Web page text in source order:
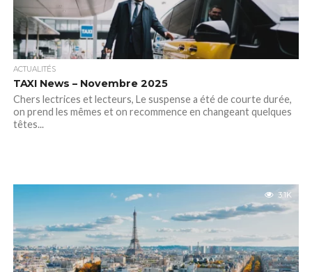
ACTUALITÉS
TAXI News – Novembre 2025
Chers lectrices et lecteurs, Le suspense a été de courte durée,
on prend les mêmes et on recommence en changeant quelques
têtes...
3.1K